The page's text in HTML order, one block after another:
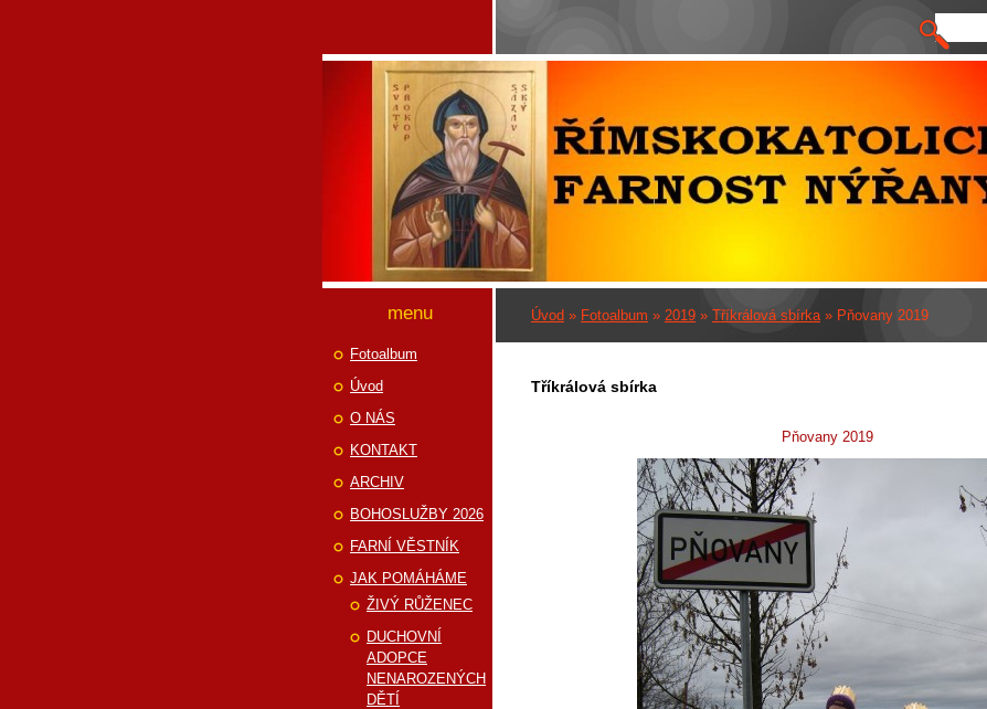
Úvod » Fotoalbum » 2019 » Tříkrálová sbírka» Pňovany 2019
Tříkrálová sbírka
Pňovany 2019
menu
Fotoalbum
Úvod
O NÁS
KONTAKT
ARCHIV
BOHOSLUŽBY 2026
FARNÍ VĚSTNÍK
JAK POMÁHÁME
ŽIVÝ RŮŽENEC
DUCHOVNÍ
ADOPCE
NENAROZENÝCH
DĚTÍ